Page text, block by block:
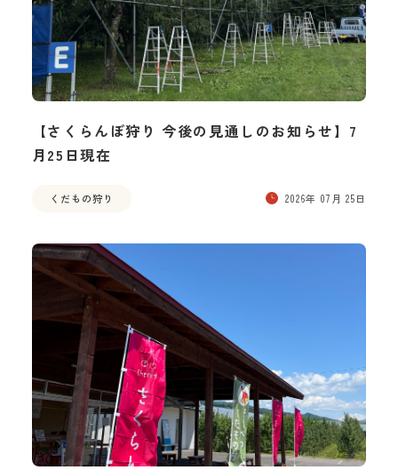
【さくらんぼ狩り 今後の見通しのお知らせ】7
月25日現在
くだもの狩り 2026年 07月 25日